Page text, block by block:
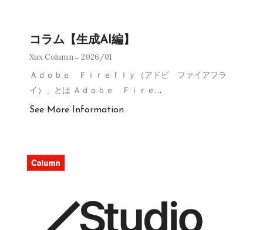
コラム【生成AI編】
Xux Column 2026/01
Ａｄｏｂｅ Ｆｉｒｅｆｌｙ（アドビ ファイアフラ
イ）」とは Ａｄｏｂｅ Ｆｉｒｅ …
See More Information